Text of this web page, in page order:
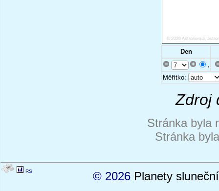
Den
.
Měřítko:
Zdroj
Stránka byla
Stránka
RS © 2026 Planety